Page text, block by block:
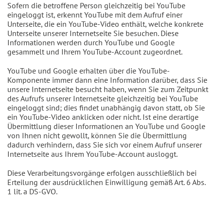
Sofern die betroffene Person gleichzeitig bei YouTube
eingeloggt ist, erkennt YouTube mit dem Aufruf einer
Unterseite, die ein YouTube-Video enthält, welche konkrete
Unterseite unserer Internetseite Sie besuchen. Diese
Informationen werden durch YouTube und Google
gesammelt und Ihrem YouTube-Account zugeordnet.
YouTube und Google erhalten über die YouTube-
Komponente immer dann eine Information darüber, dass Sie
unsere Internetseite besucht haben, wenn Sie zum Zeitpunkt
des Aufrufs unserer Internetseite gleichzeitig bei YouTube
eingeloggt sind; dies findet unabhängig davon statt, ob Sie
ein YouTube-Video anklicken oder nicht. Ist eine derartige
Übermittlung dieser Informationen an YouTube und Google
von Ihnen nicht gewollt, können Sie die Übermittlung
dadurch verhindern, dass Sie sich vor einem Aufruf unserer
Internetseite aus Ihrem YouTube-Account ausloggt.
Diese Verarbeitungsvorgänge erfolgen ausschließlich bei
Erteilung der ausdrücklichen Einwilligung gemäß Art. 6 Abs.
1 lit. a DS-GVO.